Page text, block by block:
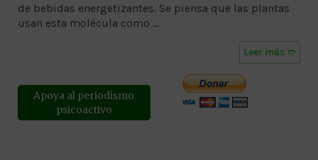
de bebidas energetizantes. Se piensa que las plantas
usan esta molécula como …
Leer más ➱
Apoya al periodismo
psicoactivo